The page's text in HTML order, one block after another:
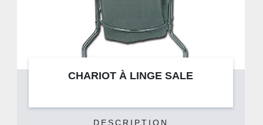
CHARIOT À LINGE SALE
DESCRIPTION